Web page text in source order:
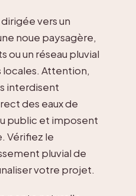
vers un
noue paysagère,
ou un réseau pluvial
locales. Attention,
interdisent
des eaux de
public et imposent
Vérifiez le
pluvial de
votre projet.